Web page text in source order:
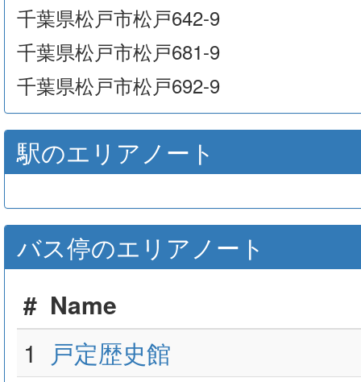
千葉県松戸市松戸642-9
千葉県松戸市松戸681-9
千葉県松戸市松戸692-9
駅のエリアノート
バス停のエリアノート
# Name
1
戸定歴史館